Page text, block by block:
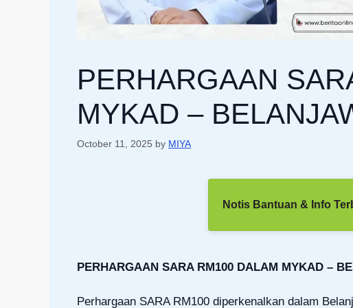
PERHARGAAN
MYKAD –
October 11, 2025 by MIYA
Notis Bantuan & Info
PERHARGAAN SARA RM100 DALAM MYKAD –
Perhargaan SARA RM100 diperkenalkan dalam